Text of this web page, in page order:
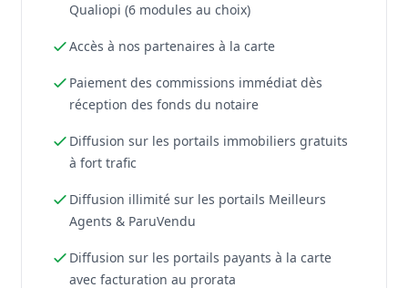
Qualiopi (6 modules au choix)
Accès à nos partenaires à la carte
Paiement des commissions immédiat dès
réception des fonds du notaire
Diffusion sur les portails immobiliers gratuits
à fort trafic
Diffusion illimité sur les portails Meilleurs
Agents & ParuVendu
Diffusion sur les portails payants à la carte
avec facturation au prorata